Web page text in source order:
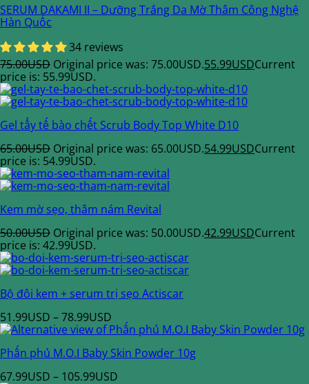
SERUM DAKAMI II – Dưỡng Trắng Da Mờ Thâm Công Nghệ
Hàn Quốc
34 reviews
75.00USD Original price was: 75.00USD.55.99USDCurrent
price is: 55.99USD.
Gel tẩy tế bào chết Scrub Body Top White D10
65.00USD Original price was: 65.00USD.54.99USDCurrent
price is: 54.99USD.
Kem mờ sẹo, thâm nám Revital
50.00USD Original price was: 50.00USD.42.99USDCurrent
price is: 42.99USD.
Bộ đôi kem + serum trị sẹo Actiscar
51.99USD –78.99USD
Phấn phủ M.O.I Baby Skin Powder 10g
67.99USD – 105.99USD